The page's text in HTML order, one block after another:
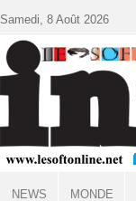
Samedi, 8 Août 2026
NEWS MONDE